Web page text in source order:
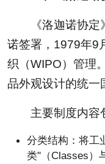
《洛迦诺协
诺签署，1979年9
织（WIPO）管理
品外观设计的统一
主要制度内容
分类结构：将工
类"（Classes）